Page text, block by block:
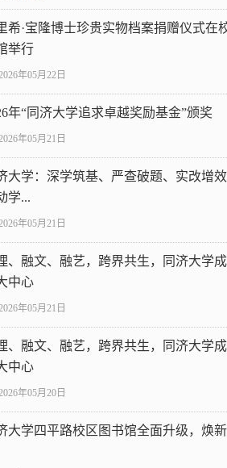
希·宝隆博士珍贵实物档案捐赠仪式在
举行
年05月22日
年“同济大学追求卓越奖励基金”颁奖
年05月21日
大学：深学筑基、严查破题、实改增
学...
年05月21日
、融文、融艺，跨界共生，同济大学
中心
年05月21日
、融文、融艺，跨界共生，同济大学
中心
年05月20日
大学四平路校区图书馆全面升级，焕